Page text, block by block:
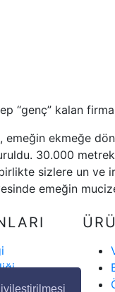
“genç” kalan
emeğin ekmeğe
30.000
sizlere un ve
emeğin